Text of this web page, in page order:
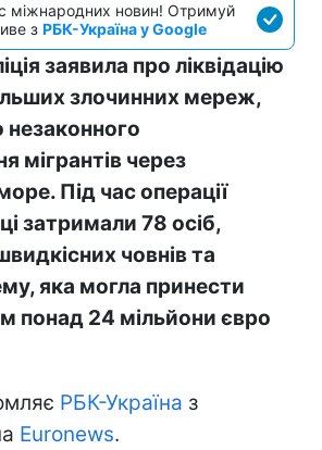
міжнародних новин! Отримуй
з РБК-Україна у Google
заявила про ліквідацію
злочинних мереж,
мігрантів через
Під час операції
затримали 78 осіб,
човнів та
яка могла принести
понад 24 мільйони євро
РБК-Україна з
Euronews.